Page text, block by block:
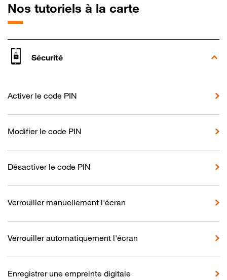
Nos tutoriels à la carte
Sécurité
Activer le code PIN
Modifier le code PIN
Désactiver le code PIN
Verrouiller manuellement l'écran
Verrouiller automatiquement l'écran
Enregistrer une empreinte digitale